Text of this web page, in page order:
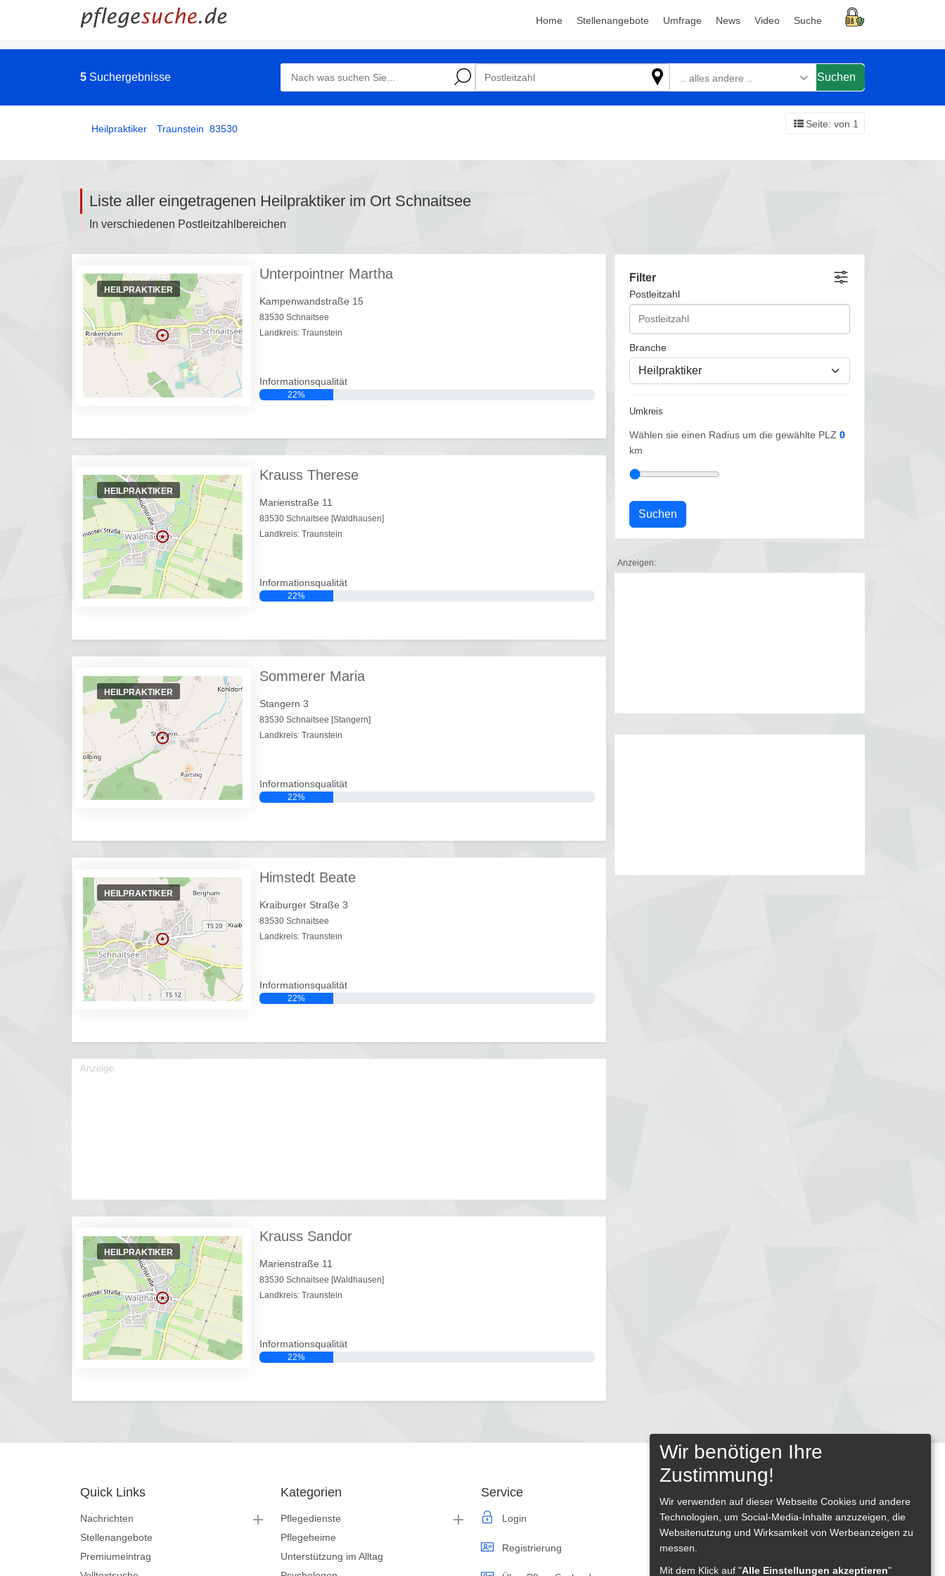
5 Suchergebnisse .. alles andere .. Suchen
Heilpraktiker Traunstein 83530 Seite: von 1
Liste aller eingetragenen Heilpraktiker im Ort Schnaitsee
In verschiedenen Postleitzahlbereichen
HEILPRAKTIKER
Unterpointner Martha
Kampenwandstraße 15
83530 Schnaitsee
Landkreis: Traunstein
Informationsqualität
22%
HEILPRAKTIKER
Krauss Therese
Marienstraße 11
83530 Schnaitsee [Waldhausen]
Landkreis: Traunstein
Informationsqualität
22%
HEILPRAKTIKER
Sommerer Maria
Stangern 3
83530 Schnaitsee [Stangern]
Landkreis: Traunstein
Informationsqualität
22%
HEILPRAKTIKER
Himstedt Beate
Kraiburger Straße 3
83530 Schnaitsee
Landkreis: Traunstein
Informationsqualität
22%
Anzeige:
HEILPRAKTIKER
Krauss Sandor
Marienstraße 11
83530 Schnaitsee [Waldhausen]
Landkreis: Traunstein
Informationsqualität
22%
Filter
Postleitzahl
Branche
Umkreis
Wählen sie einen Radius um die gewählte PLZ 0
km
Anzeigen:
Quick Links
Nachrichten
Stellenangebote
Premiumeintrag
Kategorien
Pflegedienste
Pflegeheime
Unterstützung im Alltag
Service
Login
Registrierung
Home Stellenangebote Umfrage News Video Suche
Wir benötigen Ihre
Zustimmung!
Wir verwenden auf dieser Webseite Cookies und andere
Technologien, um Social-Media-Inhalte anzuzeigen, die
Websitenutzung und Wirksamkeit von Werbeanzeigen zu
messen.
Mit dem Klick auf "Alle Einstellungen akzeptieren"